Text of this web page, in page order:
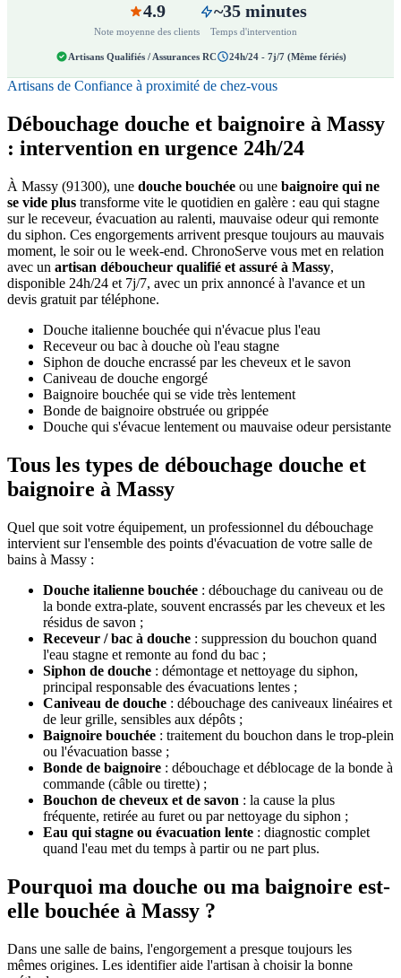
4.9
Note moyenne des clients
~35 minutes
Temps d'intervention
Artisans Qualifiés / Assurances RC 24h/24 - 7j/7 (Même fériés)
Artisans de Confiance à proximité de chez-vous
Débouchage douche et baignoire à Massy
: intervention en urgence 24h/24
À Massy (91300), une douche bouchée ou une baignoire qui ne
se vide plus transforme vite le quotidien en galère : eau qui stagne
sur le receveur, évacuation au ralenti, mauvaise odeur qui remonte
du siphon. Ces engorgements arrivent presque toujours au mauvais
moment, le soir ou le week-end. ChronoServe vous met en relation
avec un artisan déboucheur qualifié et assuré à Massy,
disponible 24h/24 et 7j/7, avec un prix annoncé à l'avance et un
devis gratuit par téléphone.
Douche italienne bouchée qui n'évacue plus l'eau
Receveur ou bac à douche où l'eau stagne
Siphon de douche encrassé par les cheveux et le savon
Caniveau de douche engorgé
Baignoire bouchée qui se vide très lentement
Bonde de baignoire obstruée ou grippée
Douche qui s'évacue lentement ou mauvaise odeur persistante
Tous les types de débouchage douche et
baignoire à Massy
Quel que soit votre équipement, un professionnel du débouchage
intervient sur l'ensemble des points d'évacuation de votre salle de
bains à Massy :
Douche italienne bouchée : débouchage du caniveau ou de
la bonde extra-plate, souvent encrassés par les cheveux et les
résidus de savon ;
Receveur / bac à douche : suppression du bouchon quand
l'eau stagne et remonte au fond du bac ;
Siphon de douche : démontage et nettoyage du siphon,
principal responsable des évacuations lentes ;
Caniveau de douche : débouchage des caniveaux linéaires et
de leur grille, sensibles aux dépôts ;
Baignoire bouchée : traitement du bouchon dans le trop-plein
ou l'évacuation basse ;
Bonde de baignoire : débouchage et déblocage de la bonde à
commande (câble ou tirette) ;
Bouchon de cheveux et de savon : la cause la plus
fréquente, retirée au furet ou par nettoyage du siphon ;
Eau qui stagne ou évacuation lente : diagnostic complet
quand l'eau met du temps à partir ou ne part plus.
Pourquoi ma douche ou ma baignoire est-
elle bouchée à Massy ?
Dans une salle de bains, l'engorgement a presque toujours les
mêmes origines. Les identifier aide l'artisan à choisir la bonne